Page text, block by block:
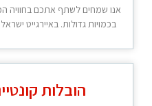
אנו שמחים לשתף אתכם בחוויה
בכמויות גדולות. באיירגייט
הובלות